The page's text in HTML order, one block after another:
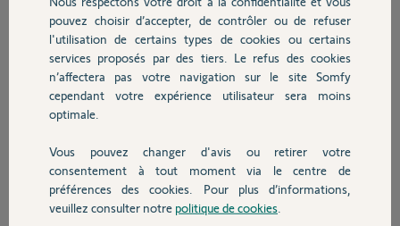
Chauffage
Autres produits
Devis avec un pro
Contact
Participer au fil de discussion
Réponses
Laissez ici sans crainte le pin du TaHoma et attendez le contact d'un
Yellow !
Bonne journée !
pouvez choisir d’accepter, de contrôler ou de refuser
l'utilisation de certains types de cookies ou certains
services proposés par des tiers. Le refus des cookies
n’affectera pas votre navigation sur le site Somfy
cependant votre expérience utilisateur sera moins
optimale.
Vous pouvez changer d'avis ou retirer votre
consentement à tout moment via le centre de
préférences des cookies. Pour plus d’informations,
veuillez consulter notre politique de cookies